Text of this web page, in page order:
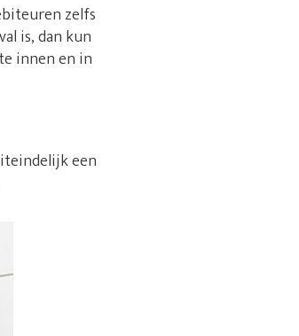
zelfs
is, dan kun
innen en in
een